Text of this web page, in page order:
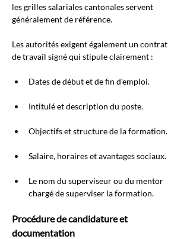
les grilles salariales cantonales servent
généralement de référence.
Les autorités exigent également un contrat
de travail signé qui stipule clairement :
Dates de début et de fin d'emploi.
Intitulé et description du poste.
Objectifs et structure de la formation.
Salaire, horaires et avantages sociaux.
Le nom du superviseur ou du mentor
chargé de superviser la formation.
Procédure de candidature et
documentation